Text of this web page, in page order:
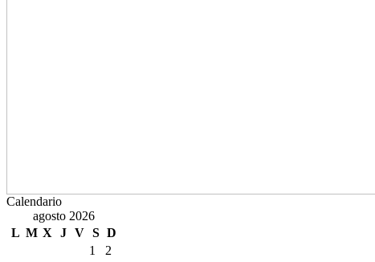
Calendario
agosto 2026
L M X J V S D
1
2